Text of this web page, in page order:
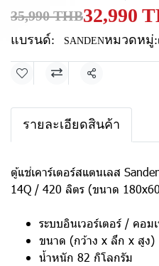
35,990 THB32,990
แบรนด์: SANDENหมวดหมู่:
แชร์
รายละเอียดสินค้า
ตู้แช่เคาร์เตอร์สแตนเลส
14Q / 420 ลิตร (ขนาด
ระบบอินเวอร์เตอร์ / คอม
ขนาด (กว้าง x ลึก x สูง)
น้ำหนัก 82 กิโลกรัม